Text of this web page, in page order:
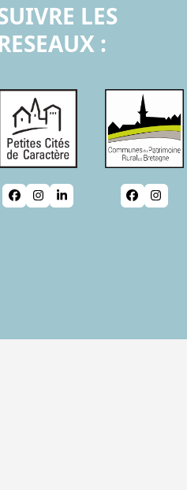
LES
:
Facebook
Instagram
LinkedIn Facebook